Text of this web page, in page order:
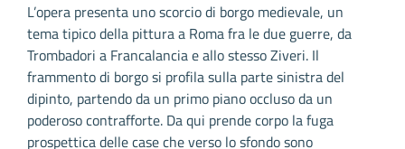
L’opera presenta uno scorcio di borgo medievale, un
tema tipico della pittura a Roma fra le due guerre, da
Trombadori a Francalancia e allo stesso Ziveri. Il
frammento di borgo si profila sulla parte sinistra del
dipinto, partendo da un primo piano occluso da un
poderoso contrafforte. Da qui prende corpo la fuga
prospettica delle case che verso lo sfondo sono